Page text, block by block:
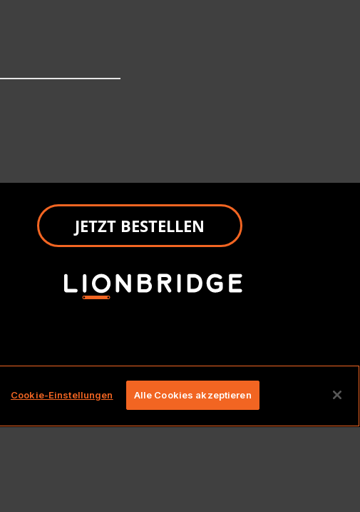
JETZT BESTELLEN
Cookie-Einstellungen Alle Cookies akzeptieren